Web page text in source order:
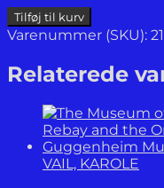
Else
Alfelt
Tomhedens
æstetik.
Tilføj til kurv
Varenummer (SKU):
Relaterede
VAIL, KAROLE